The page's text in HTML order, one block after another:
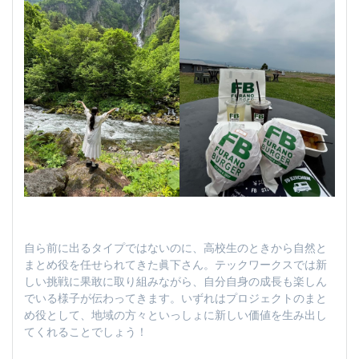
自ら前に出るタイプではないのに、高校生のときから自然と
まとめ役を任せられてきた眞下さん。テックワークスでは新
しい挑戦に果敢に取り組みながら、自分自身の成長も楽しん
でいる様子が伝わってきます。いずれはプロジェクトのまと
め役として、地域の方々といっしょに新しい価値を生み出し
てくれることでしょう！